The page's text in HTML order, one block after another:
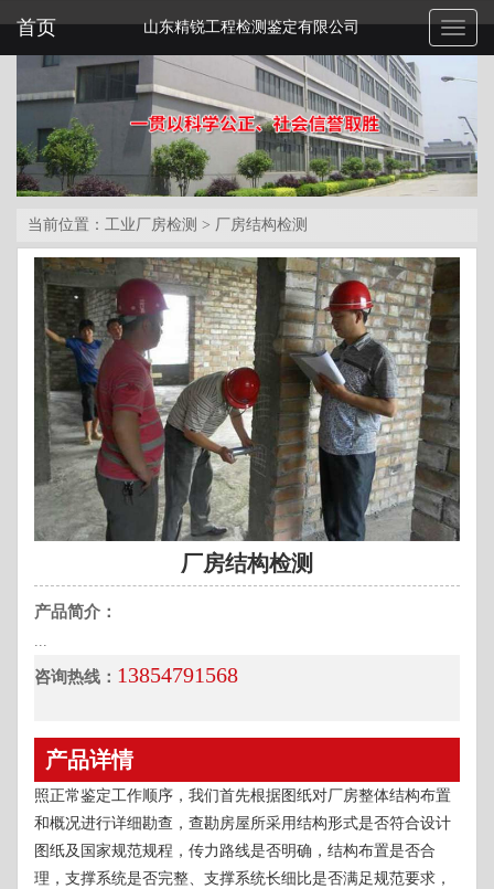
Toggle
首页 山东精锐工程检测鉴定有限公司
当前位置： 工业厂房检测 > 厂房结构检测
厂房结构检测
产品简介：
...
咨询热线： 13854791568
产品详情
照正常鉴定工作顺序，我们首先根据图纸对厂房整体结构布置
和概况进行详细勘查，查勘房屋所采用结构形式是否符合设计
图纸及国家规范规程，传力路线是否明确，结构布置是否合
理，支撑系统是否完整、支撑系统长细比是否满足规范要求，